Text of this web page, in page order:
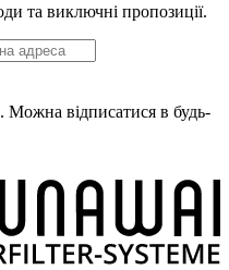
та виключні пропозиції.
відписатися в будь-